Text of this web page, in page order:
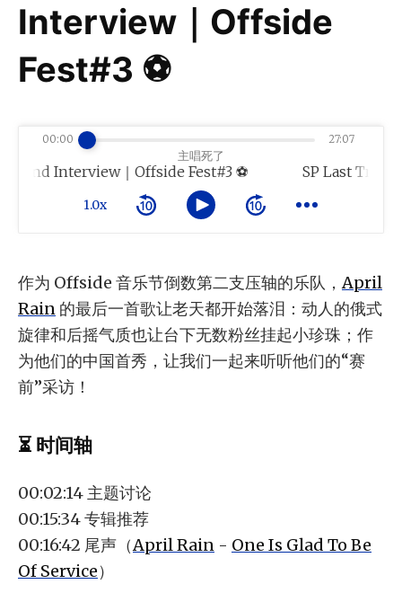
Interview｜Offside
Fest#3 ⚽️
主唱死了
Interview｜Offside Fest#3 ⚽️
1.0x
00:00 27:07
作为 Offside 音乐节倒数第二支压轴的乐队，April
Rain 的最后一首歌让老天都开始落泪：动人的俄式
旋律和后摇气质也让台下无数粉丝挂起小珍珠；作
为他们的中国首秀，让我们一起来听听他们的“赛
前”采访！
⏳ 时间轴
00:02:14 主题讨论
00:15:34 专辑推荐
00:16:42 尾声（April Rain - One Is Glad To Be
Of Service）